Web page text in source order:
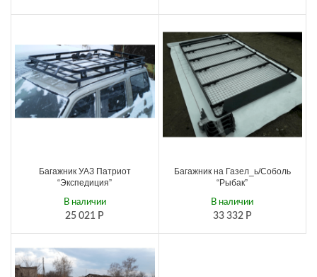
Багажник УАЗ Патриот
“Экспедиция”
25 021 Р
В наличии
Багажник на Газел_ь/Соболь
“Рыбак”
33 332 Р
В наличии